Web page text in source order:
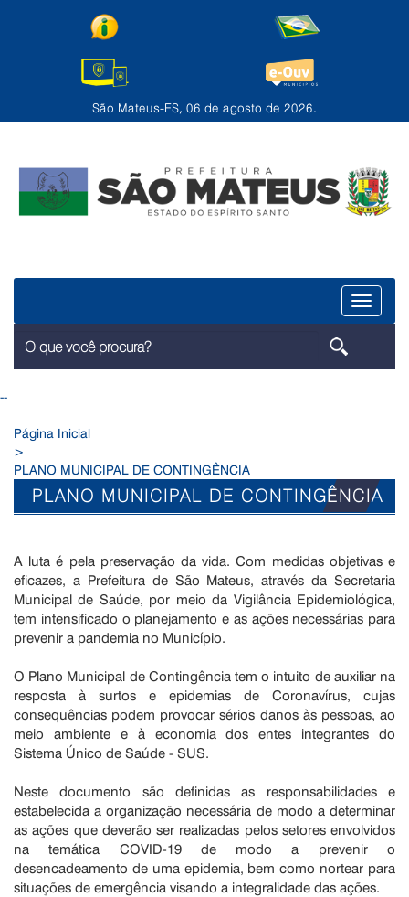
São Mateus-ES, 06 de agosto de 2026.
Menu
--
Página Inicial
>
PLANO MUNICIPAL DE CONTINGÊNCIA
PLANO MUNICIPAL DE CONTINGÊNCIA
A luta é pela preservação da vida. Com medidas objetivas e
eficazes, a Prefeitura de São Mateus, através da Secretaria
Municipal de Saúde, por meio da Vigilância Epidemiológica,
tem intensificado o planejamento e as ações necessárias para
prevenir a pandemia no Município.
O Plano Municipal de Contingência tem o intuito de auxiliar na
resposta à surtos e epidemias de Coronavírus, cujas
consequências podem provocar sérios danos às pessoas, ao
meio ambiente e à economia dos entes integrantes do
Sistema Único de Saúde - SUS.
Neste documento são definidas as responsabilidades e
estabelecida a organização necessária de modo a determinar
as ações que deverão ser realizadas pelos setores envolvidos
na temática COVID-19 de modo a prevenir o
desencadeamento de uma epidemia, bem como nortear para
situações de emergência visando a integralidade das ações.